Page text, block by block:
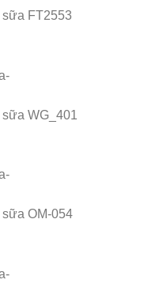
FT2553
WG_401
OM-054